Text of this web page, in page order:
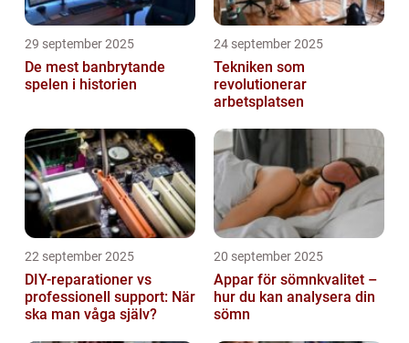
29 september 2025
De mest banbrytande
spelen i historien
24 september 2025
Tekniken som
revolutionerar
arbetsplatsen
22 september 2025
DIY-reparationer vs
professionell support: När
ska man våga själv?
20 september 2025
Appar för sömnkvalitet –
hur du kan analysera din
sömn